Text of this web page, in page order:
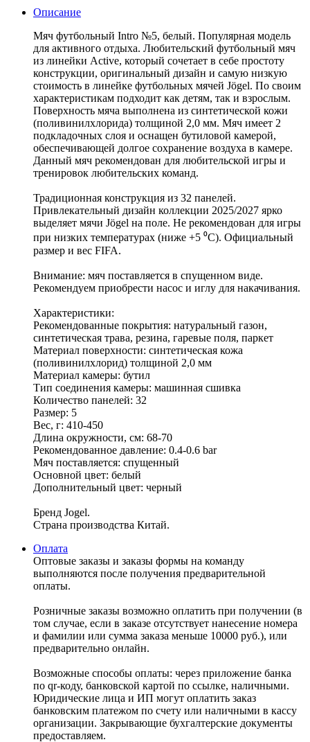
Описание
Мяч футбольный Intro №5, белый. Популярная модель
для активного отдыха. Любительский футбольный мяч
из линейки Active, который сочетает в себе простоту
конструкции, оригинальный дизайн и самую низкую
стоимость в линейке футбольных мячей Jögel. По своим
характеристикам подходит как детям, так и взрослым.
Поверхность мяча выполнена из синтетической кожи
(поливинилхлорида) толщиной 2,0 мм. Мяч имеет 2
подкладочных слоя и оснащен бутиловой камерой,
обеспечивающей долгое сохранение воздуха в камере.
Данный мяч рекомендован для любительской игры и
тренировок любительских команд.
Традиционная конструкция из 32 панелей.
Привлекательный дизайн коллекции 2025/2027 ярко
выделяет мячи Jögel на поле. Не рекомендован для игры
при низких температурах (ниже +5 ⁰С). Официальный
размер и вес FIFA.
Внимание: мяч поставляется в спущенном виде.
Рекомендуем приобрести насос и иглу для накачивания.
Характеристики:
Рекомендованные покрытия: натуральный газон,
синтетическая трава, резина, гаревые поля, паркет
Материал поверхности: синтетическая кожа
(поливинилхлорид) толщиной 2,0 мм
Материал камеры: бутил
Тип соединения камеры: машинная сшивка
Количество панелей: 32
Размер: 5
Вес, г: 410-450
Длина окружности, см: 68-70
Рекомендованное давление: 0.4-0.6 bar
Мяч поставляется: спущенный
Основной цвет: белый
Дополнительный цвет: черный
Бренд Jogel.
Страна производства Китай.
Оплата
Оптовые заказы и заказы формы на команду
выполняются после получения предварительной
оплаты.
Розничные заказы возможно оплатить при получении (в
том случае, если в заказе отсутствует нанесение номера
и фамилии или сумма заказа меньше 10000 руб.), или
предварительно онлайн.
Возможные способы оплаты: через приложение банка
по qr-коду, банковской картой по ссылке, наличными.
Юридические лица и ИП могут оплатить заказ
банковским платежом по счету или наличными в кассу
организации. Закрывающие бухгалтерские документы
предоставляем.